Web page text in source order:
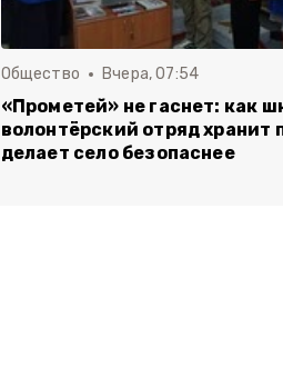
Общество Вчера, 07:54
«Прометей» не гаснет: как
волонтёрский отряд хранит
делает село безопаснее